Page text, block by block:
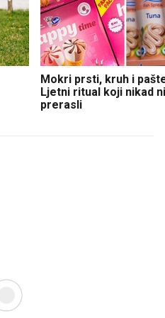
Mokri prsti, kruh i
Ljetni ritual koji nikad
prerasli